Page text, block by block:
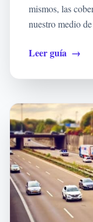
mismos, las
nuestro medio
Leer guía →